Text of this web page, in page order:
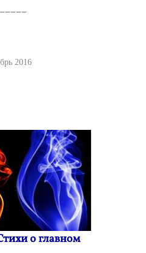
2016
о главном